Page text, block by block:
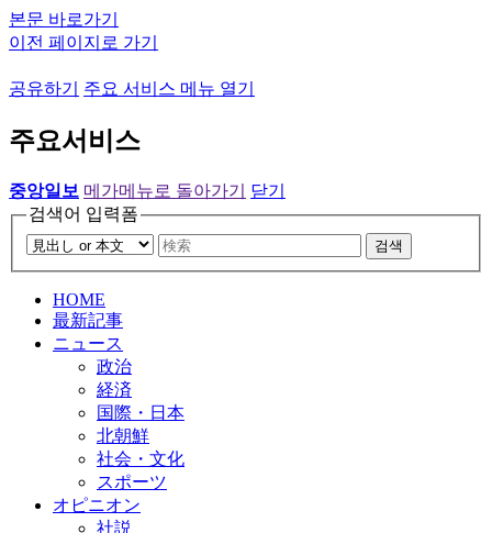
본문 바로가기
이전 페이지로 가기
공유하기 주요 서비스 메뉴 열기
주요서비스
중앙일보 메가메뉴로 돌아가기
닫기
검색어 입력폼
검색
HOME
最新記事
ニュース
政治
経済
国際・日本
北朝鮮
社会・文化
スポーツ
オピニオン
社説